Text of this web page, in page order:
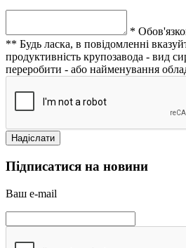
*
** Будь ласка, в повідомленні
продуктивність крупозавода - вид
переробити - або найменування
Підписатися на новини
Ваш e-mail